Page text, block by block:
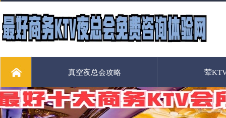
真空夜总会攻略 荤